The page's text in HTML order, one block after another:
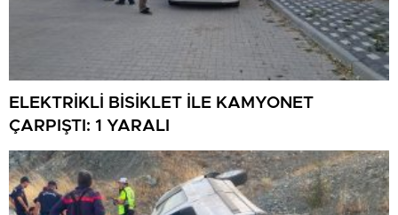
ELEKTRİKLİ BİSİKLET İLE KAMYONET
ÇARPIŞTI: 1 YARALI